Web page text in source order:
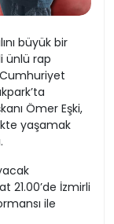
büyük bir
ünlü rap
Cumhuriyet
Ömer Eşki,
yaşamak
21.00’de İzmirli
ile